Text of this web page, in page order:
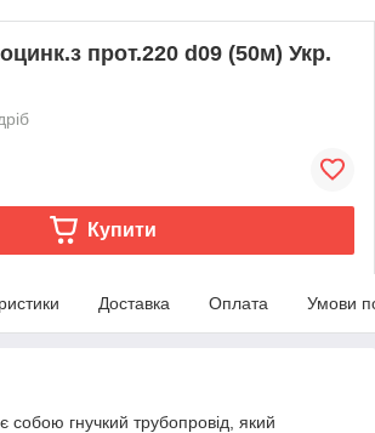
прот.220 d09 (50м) Укр.
Купити
Доставка Оплата Умови
собою гнучкий трубопровід, який